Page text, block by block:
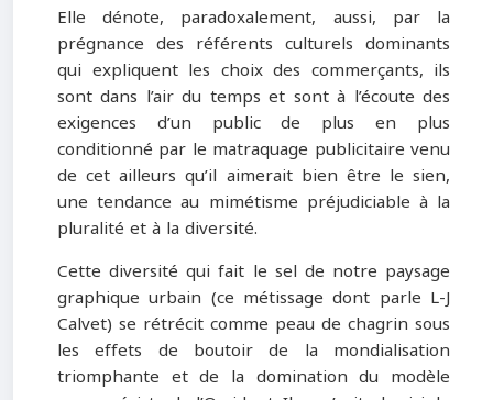
Elle dénote, paradoxalement, aussi, par la
prégnance des référents culturels dominants
qui expliquent les choix des commerçants, ils
sont dans l’air du temps et sont à l’écoute des
exigences d’un public de plus en plus
conditionné par le matraquage publicitaire venu
de cet ailleurs qu’il aimerait bien être le sien,
une tendance au mimétisme préjudiciable à la
pluralité et à la diversité.
Cette diversité qui fait le sel de notre paysage
graphique urbain (ce métissage dont parle L-J
Calvet) se rétrécit comme peau de chagrin sous
les effets de boutoir de la mondialisation
triomphante et de la domination du modèle